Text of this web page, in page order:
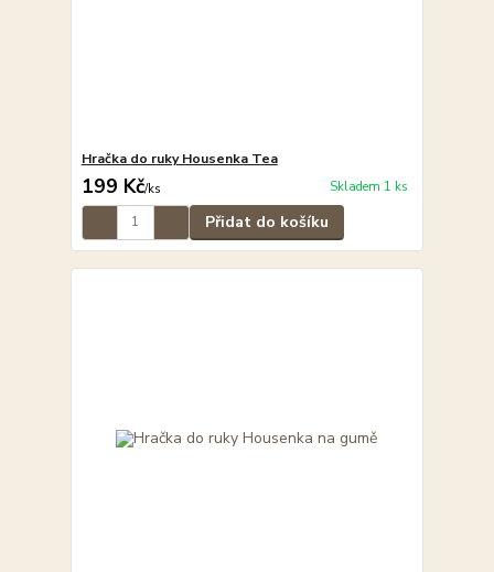
Hračka do ruky Housenka Tea
199 Kč/ks Skladem 1 ks
Přidat do košíku